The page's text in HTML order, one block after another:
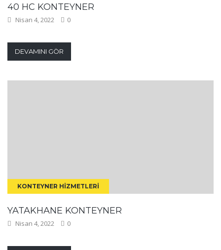
40 HC KONTEYNER
Nisan 4, 2022 0
DEVAMINI GÖR
KONTEYNER HIZMETLERI
YATAKHANE KONTEYNER
Nisan 4, 2022 0